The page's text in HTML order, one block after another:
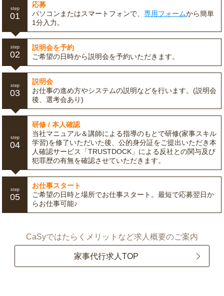
step
01
応募
パソコンまたはスマートフォンで、専用フォームから簡単
1分入力。
step
02
説明会を予約
ご希望の日時から説明会を予約いただきます。
step
03
説明会
お仕事の進め方やシステムの説明などを行います。(説明会
後、選考会あり)
step
04
研修 / 本人確認
当社マニュアル＆講師による指導のもとで研修(家事スキル
学習)を修了いただいた後、公的身分証をご提出いただき本
人確認サービス「TRUSTDOCK」による反社との関与及び
犯罪歴の有無を確認させていただきます。
step
05
お仕事スタート
ご希望の日時と場所でお仕事スタート。最短で応募翌日か
らお仕事可能♪
CaSyではたらくメリットなど求人概要のご案内
家事代行求人TOP